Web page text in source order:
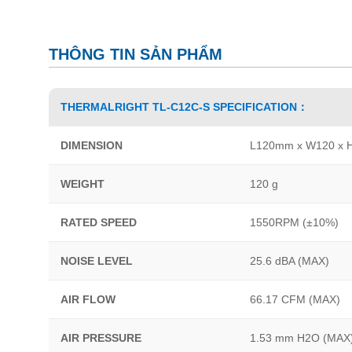
THÔNG TIN SẢN PHẨM
THERMALRIGHT TL-C12C-S SPECIFICATION：
DIMENSION L120mm x W120 x
WEIGHT 120 g
RATED SPEED 1550RPM (±10%)
NOISE LEVEL 25.6 dBA (MAX)
AIR FLOW 66.17 CFM (MAX)
AIR PRESSURE 1.53 mm H2O